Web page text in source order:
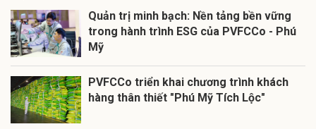
Quản trị minh bạch: Nền tảng bền vững
trong hành trình ESG của PVFCCo - Phú
Mỹ
PVFCCo triển khai chương trình khách
hàng thân thiết "Phú Mỹ Tích Lộc"